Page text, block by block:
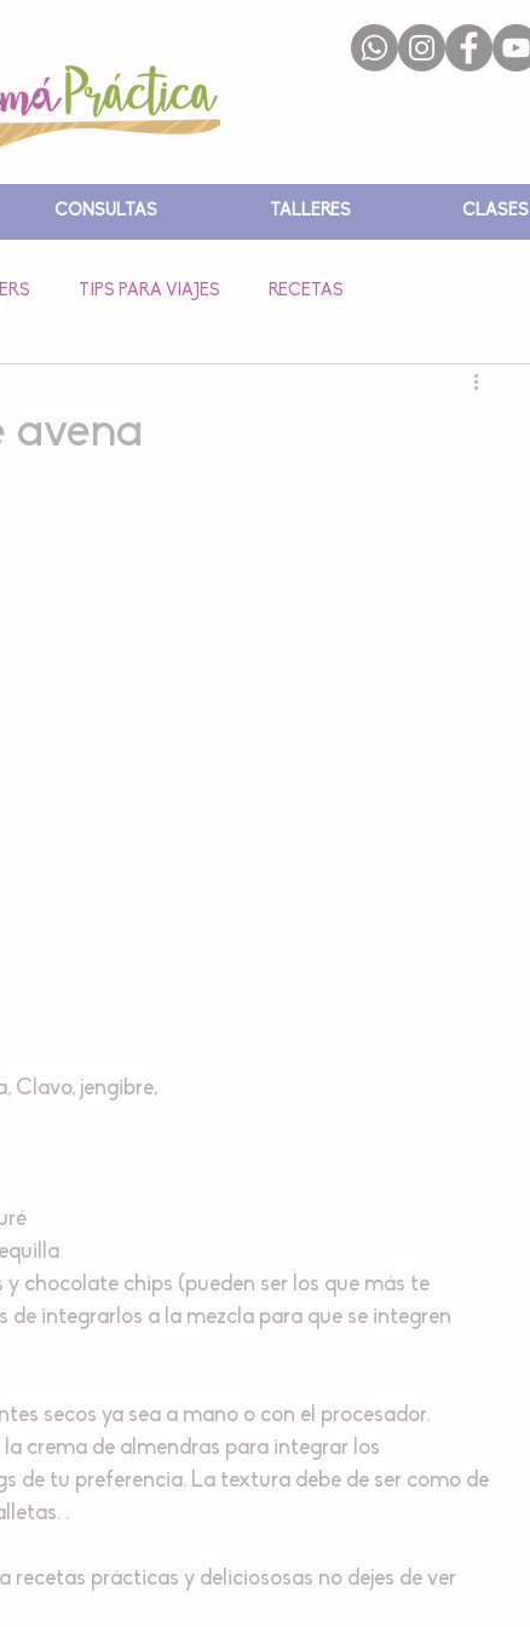
CONSULTAS TALLERES CLASES
TIPS PARA VIAJES RECETAS
ALIMENTACION TODDLER
avena
Clavo, jengibre,
y chocolate chips (pueden ser los que más te
integrarlos a la mezcla para que se integren
secos ya sea a mano o con el procesador.
crema de almendras para integrar los
de tu preferencia. La textura debe de ser como de
.
recetas prácticas y deliciososas no dejes de ver